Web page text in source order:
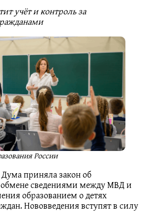
учёт и контроль за
России
Дума приняла закон об
сведениями между МВД и
образованием о детях
Нововведения вступят в силу